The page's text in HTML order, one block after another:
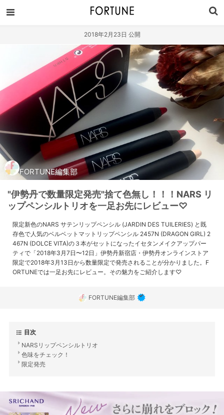
2018年2月23日 公開
FORTUNE編集部
"伊勢丹で数量限定発売"捨て色無し！！！NARS リ
ップペンシルトリオを一足お先にレビュー♡
限定新色のNARS サテンリップペンシル (JARDIN DES TUILERIES) と既
存色で人気のベルベットマットリップペンシル 2457N (DRAGON GIRL) 2
467N (DOLCE VITA)の３本がセットになったイセタンメイクアップパー
ティで「2018年3月7日〜12日」伊勢丹新宿店・伊勢丹オンラインストア
限定で2018年3月13日から数量限定で発売されることが分かりました。F
ORTUNEでは一足お先にレビュー。その魅力をご紹介します♡
FORTUNE編集部
目次
NARSリップペンシルトリオ
色味をチェック！
限定発売